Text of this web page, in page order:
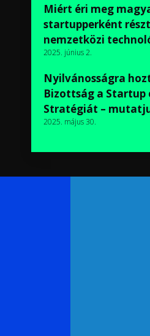
Miért éri meg
startupperként
nemzetközi
2025. június 2.
Nyilvánosságra
Bizottság a Startup
Stratégiát –
2025. május 30.